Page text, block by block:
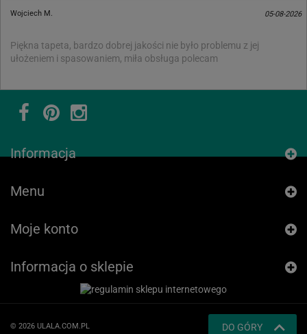
Wojciech M. 05-08-2026
Piękna tapeta, bardzo dobrej jakości nie było problemu z jej
ułożeniem i spasowaniem, miła obsługa polecam
Informacja
Menu
Moje konto
Informacja o sklepie
© 2026 ULALA.COM.PL DO GÓRY